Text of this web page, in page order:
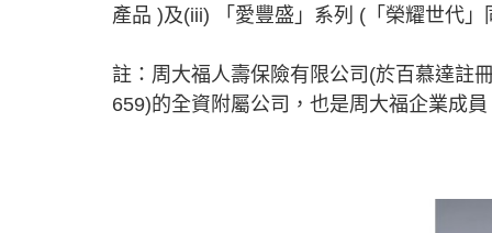
產品 )及(iii) 「愛豐盛」系列 (「榮耀世代
註：周大福人壽保險有限公司(於百慕達註
659)的全資附屬公司，也是周大福企業成員